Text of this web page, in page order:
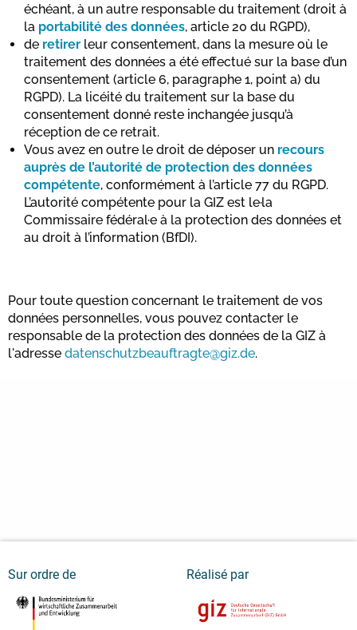
échéant, à un autre responsable du traitement (droit à
la portabilité des données, article 20 du RGPD),
de retirer leur consentement, dans la mesure où le
traitement des données a été effectué sur la base d’un
consentement (article 6, paragraphe 1, point a) du
RGPD). La licéité du traitement sur la base du
consentement donné reste inchangée jusqu’à
réception de ce retrait.
Vous avez en outre le droit de déposer un recours
auprès de l’autorité de protection des données
compétente, conformément à l’article 77 du RGPD.
L’autorité compétente pour la GIZ est le·la
Commissaire fédéral·e à la protection des données et
au droit à l’information (BfDI).
Pour toute question concernant le traitement de vos
données personnelles, vous pouvez contacter le
responsable de la protection des données de la GIZ à
l'adresse datenschutzbeauftragte@giz.de.
Sur ordre de Réalisé par